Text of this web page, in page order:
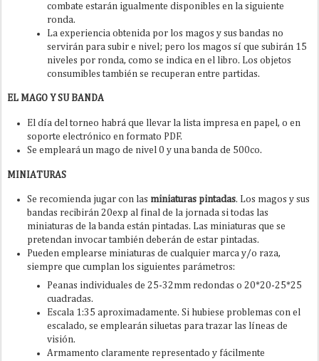
combate estarán igualmente disponibles en la siguiente
ronda.
La experiencia obtenida por los magos y sus bandas no
servirán para subir e nivel; pero los magos sí que subirán 15
niveles por ronda, como se indica en el libro. Los objetos
consumibles también se recuperan entre partidas.
EL MAGO Y SU BANDA
El día del torneo habrá que llevar la lista impresa en papel, o en
soporte electrónico en formato PDF.
Se empleará un mago de nivel 0 y una banda de 500co.
MINIATURAS
Se recomienda jugar con las miniaturas pintadas. Los magos y sus
bandas recibirán 20exp al final de la jornada si todas las
miniaturas de la banda están pintadas. Las miniaturas que se
pretendan invocar también deberán de estar pintadas.
Pueden emplearse miniaturas de cualquier marca y/o raza,
siempre que cumplan los siguientes parámetros:
Peanas individuales de 25-32mm redondas o 20*20-25*25
cuadradas.
Escala 1:35 aproximadamente. Si hubiese problemas con el
escalado, se emplearán siluetas para trazar las líneas de
visión.
Armamento claramente representado y fácilmente